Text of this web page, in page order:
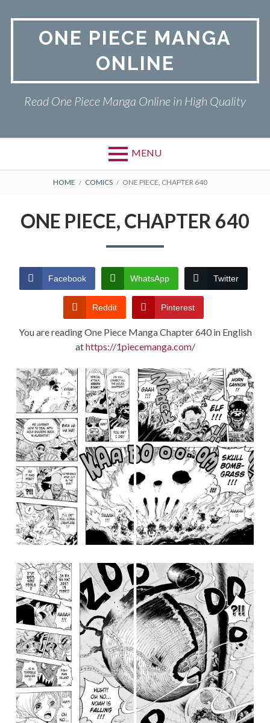
ONE PIECE MANGA
ONLINE
Read One Piece Manga Online in High Quality
MENU
Primary
ONE PIECE
TERMS AND
CONDITIONS
BREADCRUMBS
HOME COMICS ONE PIECE, CHAPTER 640
ONE PIECE, CHAPTER 640
Facebook WhatsApp Twitter
Reddit Pinterest
You are reading One Piece Manga Chapter 640 in English
athttps://1piecemanga.com/